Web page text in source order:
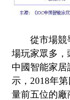
從市場競爭
場玩家眾多
中國智能家居
示，2018年
量前五位的廠